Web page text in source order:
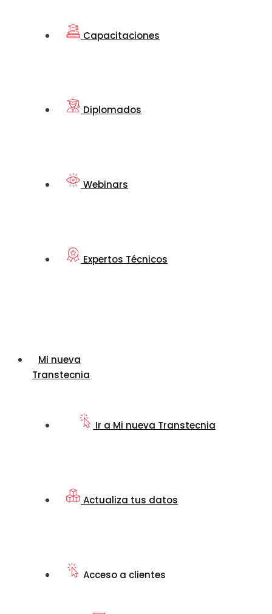
Capacitaciones
Diplomados
Webinars
Expertos Técnicos
Mi nueva
Transtecnia
Ir a Mi nueva Transtecnia
Actualiza tus datos
Acceso a clientes